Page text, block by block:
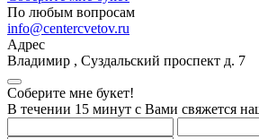
По любым вопросам
info@centercvetov.ru
Адрес
Владимир , Суздальский проспект д. 7
Соберите мне букет!
В течении 15 минут с Вами свяжется